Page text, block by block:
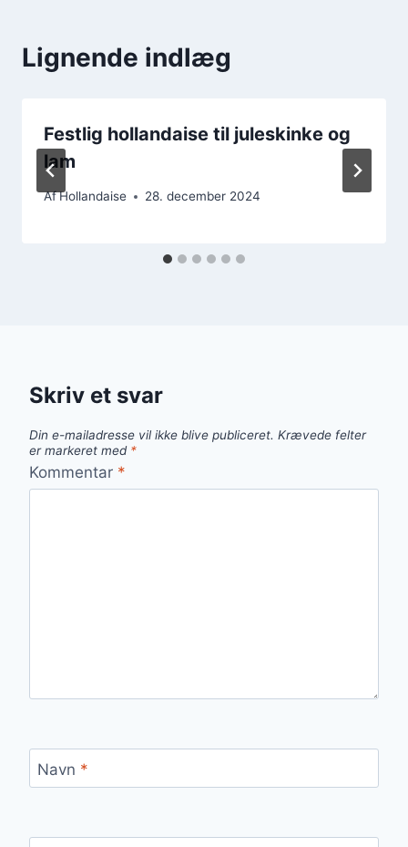
Lignende indlæg
Festlig hollandaise til juleskinke og
lam
AfHollandaise 28. december 2024
Skriv et svar
Din e-mailadresse vil ikke blive publiceret. Krævede felter
er markeret med *
Kommentar *
Navn *